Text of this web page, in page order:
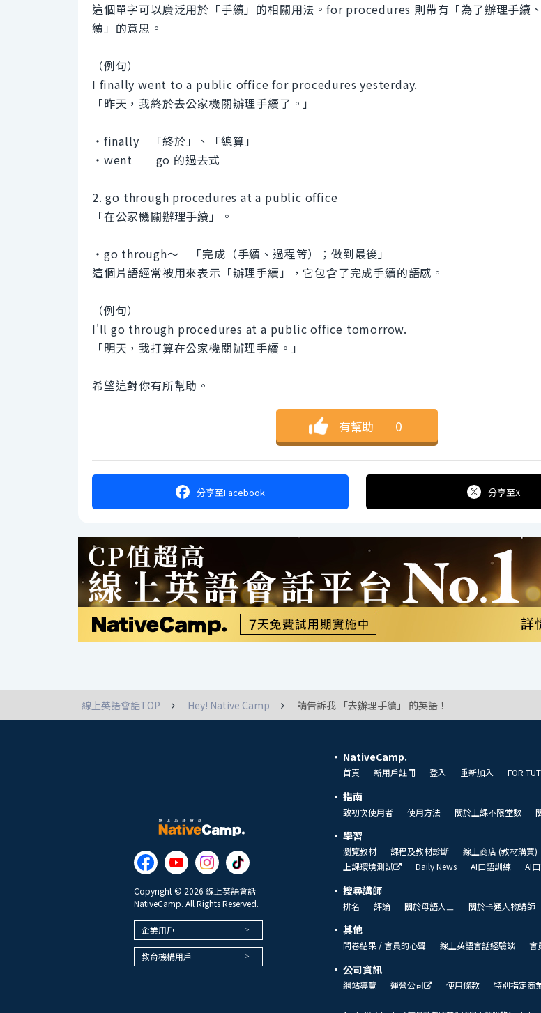
這個單字可以廣泛用於「手續」的相關用法。for procedures 則帶有「為了辦理手續
續」的意思。
（例句）
I finally went to a public office for procedures yesterday.
「昨天，我終於去公家機關辦理手續了。」
・finally 「終於」、「總算」
・went go 的過去式
2. go through procedures at a public office
「在公家機關辦理手續」。
・go through～ 「完成（手續、過程等）；做到最後」
這個片語經常被用來表示「辦理手續」，它包含了完成手續的語感。
（例句）
I'll go through procedures at a public office tomorrow.
「明天，我打算在公家機關辦理手續。」
希望這對你有所幫助。
有幫助 ｜ 0
分享至Facebook 分享至X
線上英語會話TOP Hey! Native Camp 請告訴我 「去辦理手續」 的英語！
Copyright © 2026 線上英語會話
NativeCamp. All Rights Reserved.
企業用戶
教育機構用戶
NativeCamp.
首頁 新用戶註冊 登入 重新加入 FOR
指南
致初次使用者 使用方法 關於上課不限堂數
學習
瀏覽教材 課程及教材診斷 線上商店 (教材購買)
上課環境測試
Daily News AI口語訓練 AI
搜尋講師
排名 評論 關於母語人士 關於卡通人物講師
其他
問卷結果 / 會員的心聲 線上英語會話經驗談 會
公司資訊
網站導覽 運營公司 使用條款 特別指定商